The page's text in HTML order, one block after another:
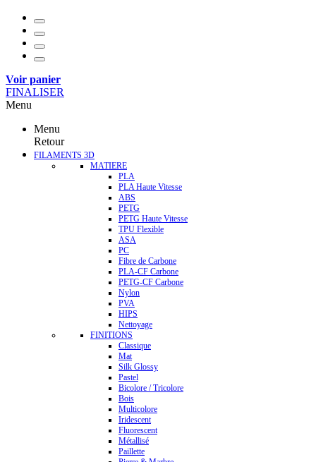
Voir panier
FINALISER
Menu
Menu
Retour
FILAMENTS 3D
MATIERE
PLA
PLA Haute Vitesse
ABS
PETG
PETG Haute Vitesse
TPU Flexible
ASA
PC
Fibre de Carbone
PLA-CF Carbone
PETG-CF Carbone
Nylon
PVA
HIPS
Nettoyage
FINITIONS
Classique
Mat
Silk Glossy
Pastel
Bicolore / Tricolore
Bois
Multicolore
Iridescent
Fluorescent
Métallisé
Paillette